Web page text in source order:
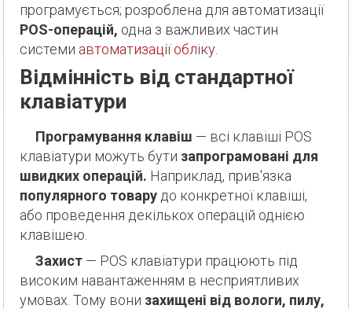
програмується; розроблена для автоматизації
POS-операцій, одна з важливих частин
системи автоматизації обліку.
Відмінність від стандартної
клавіатури
Програмування клавіш — всі клавіші POS
клавіатури можуть бути запрограмовані для
швидких операцій. Наприклад, прив'язка
популярного товару до конкретної клавіші,
або проведення декількох операцій однією
клавішею.
Захист — POS клавіатури працюють під
високим навантаженням в несприятливих
умовах. Тому вони захищені від вологи, пилу,